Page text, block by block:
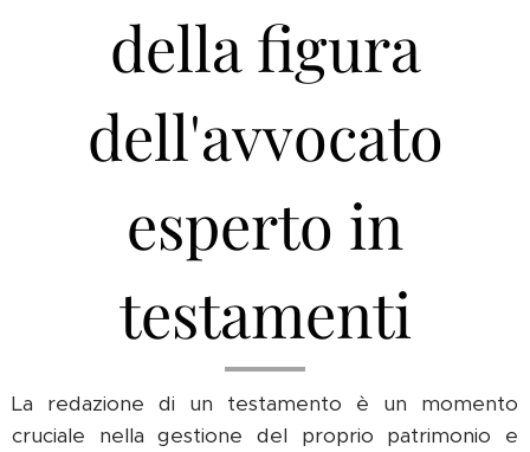
della figura
dell'avvocato
esperto in
testamenti
La redazione di un testamento è un momento
cruciale nella gestione del proprio patrimonio e